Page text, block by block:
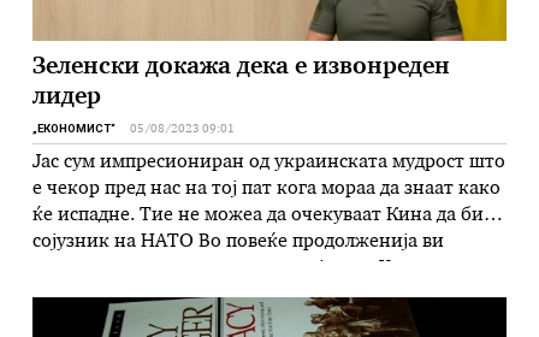
Зеленски докажа дека е извонреден
лидер
„ЕКОНОМИСТ“ 05/08/2023 09:01
Јас сум импресиониран од украинската мудрост што
е чекор пред нас на тој пат кога мораа да знаат како
ќе испадне. Тие не можеа да очекуваат Кина да биде
сојузник на НАТО Во повеќе продолженија ви
Хисинџер пред неговиот стоти роденеден им го даде
на тројца новинари на лондонскиот магазин …